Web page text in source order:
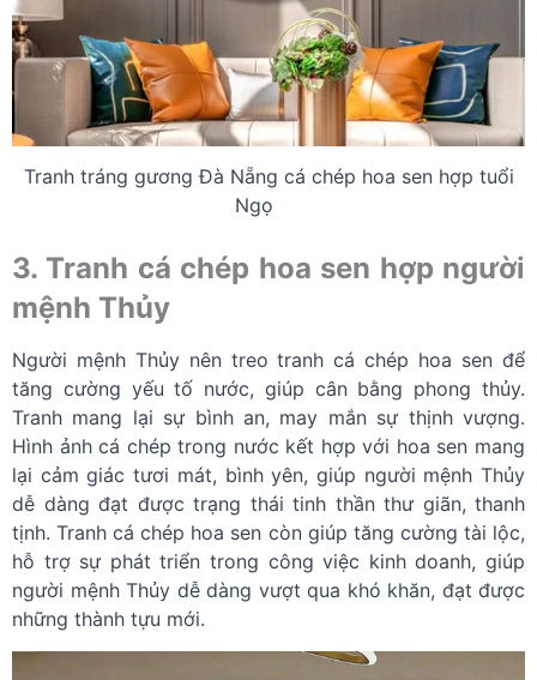
Tranh tráng gương Đà Nẵng cá chép hoa sen hợp tuổi
Ngọ
3. Tranh cá chép hoa sen hợp người
mệnh Thủy
Người mệnh Thủy nên treo tranh cá chép hoa sen để
tăng cường yếu tố nước, giúp cân bằng phong thủy.
Tranh mang lại sự bình an, may mắn sự thịnh vượng.
Hình ảnh cá chép trong nước kết hợp với hoa sen mang
lại cảm giác tươi mát, bình yên, giúp người mệnh Thủy
dễ dàng đạt được trạng thái tinh thần thư giãn, thanh
tịnh. Tranh cá chép hoa sen còn giúp tăng cường tài lộc,
hỗ trợ sự phát triển trong công việc kinh doanh, giúp
người mệnh Thủy dễ dàng vượt qua khó khăn, đạt được
những thành tựu mới.